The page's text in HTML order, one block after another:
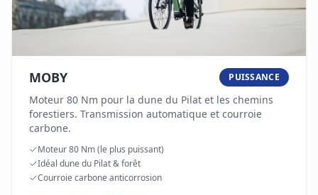
MOBY PUISSANCE
Moteur 80 Nm pour la dune du Pilat et les chemins
forestiers. Transmission automatique et courroie
carbone.
Moteur 80 Nm (le plus puissant)
Idéal dune du Pilat & forêt
Courroie carbone anticorrosion